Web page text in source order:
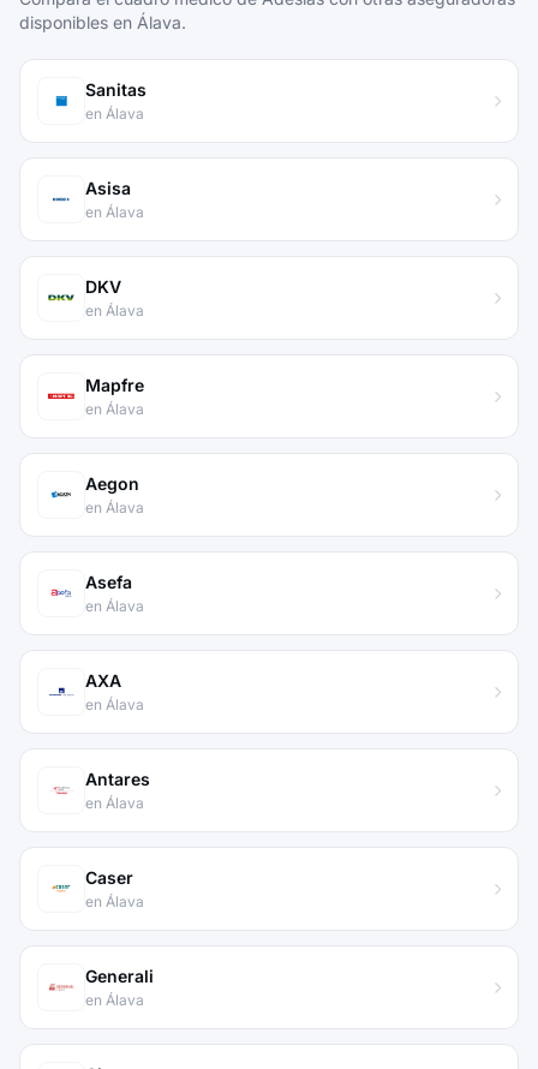
disponibles en Álava.
Sanitas
en Álava
Asisa
en Álava
DKV
en Álava
Mapfre
en Álava
Aegon
en Álava
Asefa
en Álava
AXA
en Álava
Antares
en Álava
Caser
en Álava
Generali
en Álava